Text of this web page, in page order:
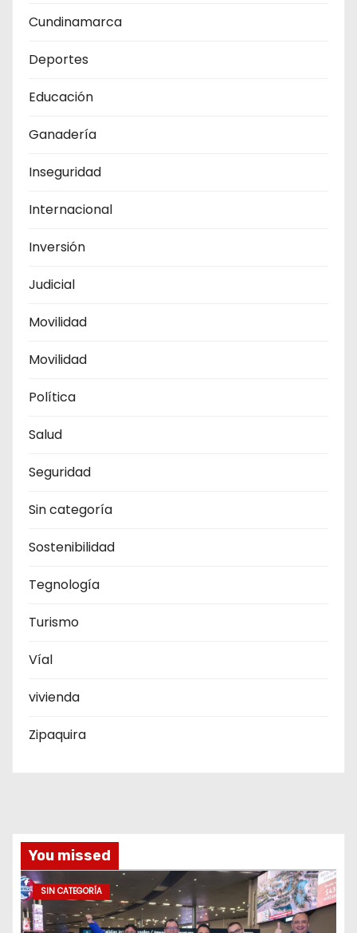
Cundinamarca
Deportes
Educación
Ganadería
Inseguridad
Internacional
Inversión
Judicial
Movilidad
Movilidad
Política
Salud
Seguridad
Sin categoría
Sostenibilidad
Tegnología
Turismo
Víal
vivienda
Zipaquira
You missed
SIN CATEGORÍA